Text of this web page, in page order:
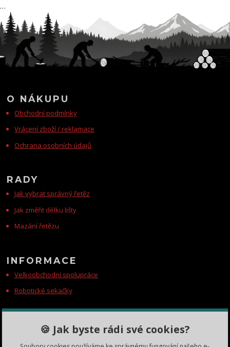
O NÁKUPU
Obchodní podmínky
Vrácení zboží / reklamace
Ochrana osobních údajů
RADY
Jak vybrat správný řetěz
Jak změřit délku lišty
Mazání řetězu
INFORMACE
Velkoobchodní spolupráce
Robotické sekačky
KONTAKTY
Zákaznická podpora
…
🍪 Jak byste rádi své cookies?